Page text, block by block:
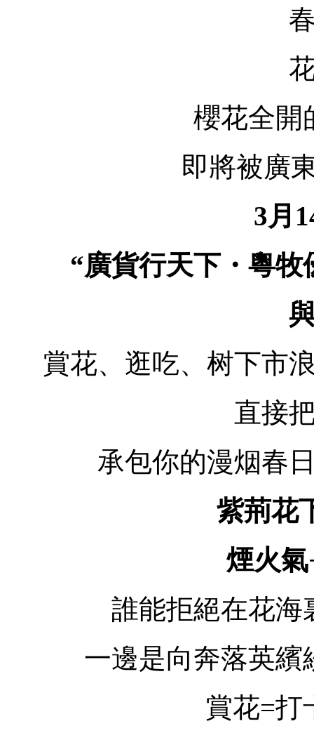
櫻花全開
即將被廣
3月
“廣貨行天下・粵
賞花、逛吃、树下市
直接
承包你的漫烟春
紫荊花
煙火
誰能拒絕在花海
一邊是向奔落英繽
賞花=打